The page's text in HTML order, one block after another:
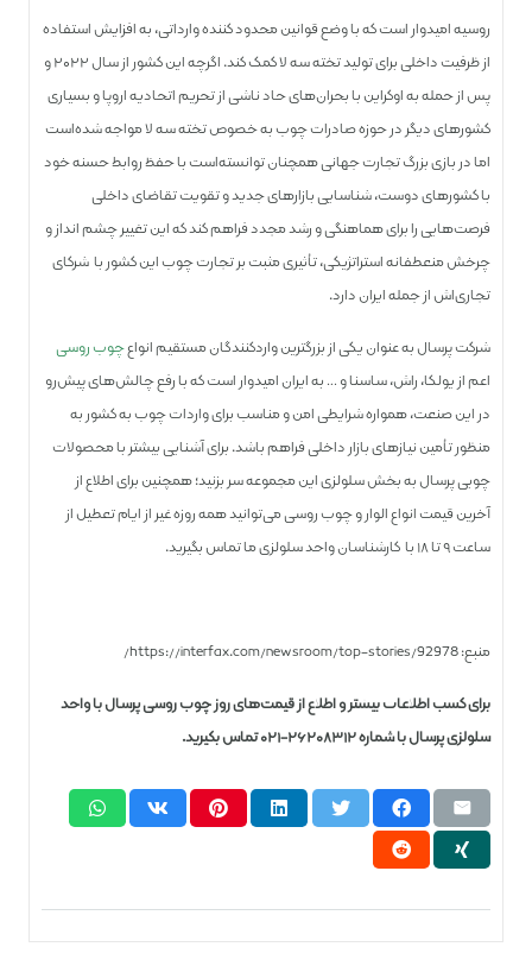
روسیه امیدوار است که با وضع قوانین محدود کننده وارداتی، به افزایش استفاده
از ظرفیت داخلی برای تولید تخته سه لا کمک کند. اگرچه این کشور از سال ۲۰۲۲ و
پس از حمله به اوکراین با بحران‌های حاد ناشی از تحریم اتحادیه اروپا و بسیاری
کشورهای دیگر در حوزه صادرات چوب به خصوص تخته سه لا مواجه شده‌است
اما در بازی بزرگ تجارت جهانی همچنان توانسته‌است با حفظ روابط حسنه خود
با کشورهای دوست، شناسایی بازارهای جدید و تقویت تقاضای داخلی
فرصت‌هایی را برای هماهنگی و رشد مجدد فراهم کند که این تغییر چشم انداز و
چرخش منعطفانه استراتژیکی، تأثیری مثبت بر تجارت چوب این کشور با شرکای
تجاری‌اش از جمله ایران دارد.
شرکت پرسال به عنوان یکی از بزرگترین واردکنندگان مستقیم انواعچوب روسی
اعم از یولکا، راش، ساسنا و … به ایران امیدوار است که با رفع چالش‌های پیش‌رو
در این صنعت، همواره شرایطی امن و مناسب برای واردات چوب به کشور به
منظور تأمین نیازهای بازار داخلی فراهم باشد. برای آشنایی بیشتر با محصولات
چوبی پرسال به بخش سلولزی این مجموعه سر بزنید؛ همچنین برای اطلاع از
آخرین قیمت انواع الوار و چوب روسی می‌توانید همه روزه غیر از ایام تعطیل از
ساعت ۹ تا ۱۸ با کارشناسان واحد سلولزی ما تماس بگیرید.
منبع: https://interfax.com/newsroom/top-stories/92978/
برای کسب اطلاعات بیشتر و اطلاع از قیمت‌های روز چوب‌ روسی پرسال با واحد
سلولزی پرسال با شماره ۲۶۲۰۸۳۱۲-۰۲۱ تماس بگیرید.